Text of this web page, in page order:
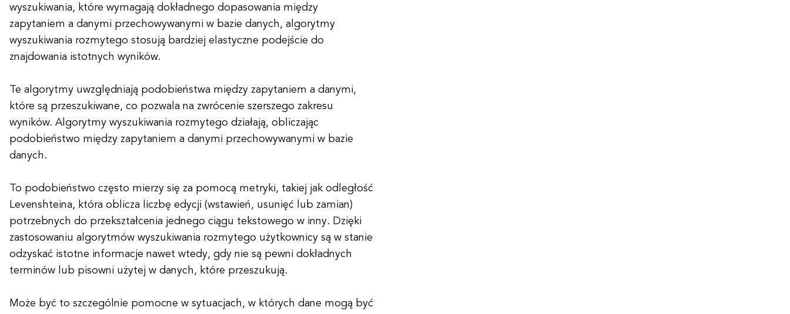
wyszukiwania, które wymagają dokładnego dopasowania między
zapytaniem a danymi przechowywanymi w bazie danych, algorytmy
wyszukiwania rozmytego stosują bardziej elastyczne podejście do
znajdowania istotnych wyników.
Te algorytmy uwzględniają podobieństwa między zapytaniem a danymi,
które są przeszukiwane, co pozwala na zwrócenie szerszego zakresu
wyników. Algorytmy wyszukiwania rozmytego działają, obliczając
podobieństwo między zapytaniem a danymi przechowywanymi w bazie
danych.
To podobieństwo często mierzy się za pomocą metryki, takiej jak odległość
Levenshteina, która oblicza liczbę edycji (wstawień, usunięć lub zamian)
potrzebnych do przekształcenia jednego ciągu tekstowego w inny. Dzięki
zastosowaniu algorytmów wyszukiwania rozmytego użytkownicy są w stanie
odzyskać istotne informacje nawet wtedy, gdy nie są pewni dokładnych
terminów lub pisowni użytej w danych, które przeszukują.
Może być to szczególnie pomocne w sytuacjach, w których dane mogą być